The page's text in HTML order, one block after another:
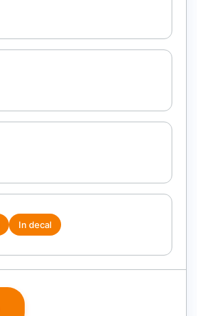
In decal